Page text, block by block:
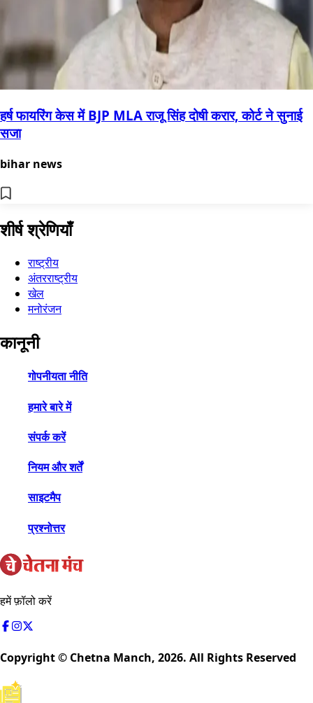
हर्ष फायरिंग केस में BJP MLA राजू सिंह दोषी करार, कोर्ट ने सुनाई
सजा
bihar news
शीर्ष श्रेणियाँ
राष्ट्रीय
अंतरराष्ट्रीय
खेल
मनोरंजन
कानूनी
गोपनीयता नीति
हमारे बारे में
संपर्क करें
नियम और शर्तें
साइटमैप
प्रश्नोत्तर
हमें फ़ॉलो करें
Copyright © Chetna Manch, 2026. All Rights Reserved